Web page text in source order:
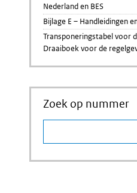
Nederland en BES
Bijlage E – Handleidingen
Transponeringstabel voor
Draaiboek voor de
Zoek op nummer